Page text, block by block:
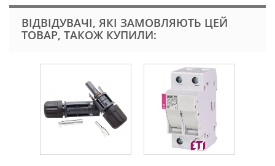
ВІДВІДУВАЧІ, ЯКІ ЗАМОВЛЯЮТЬ ЦЕЙ
ТОВАР, ТАКОЖ КУПИЛИ: